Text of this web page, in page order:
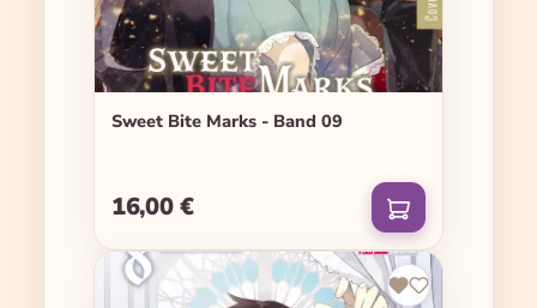
Sweet Bite Marks - Band 09
Regulärer Preis:
16,00 €